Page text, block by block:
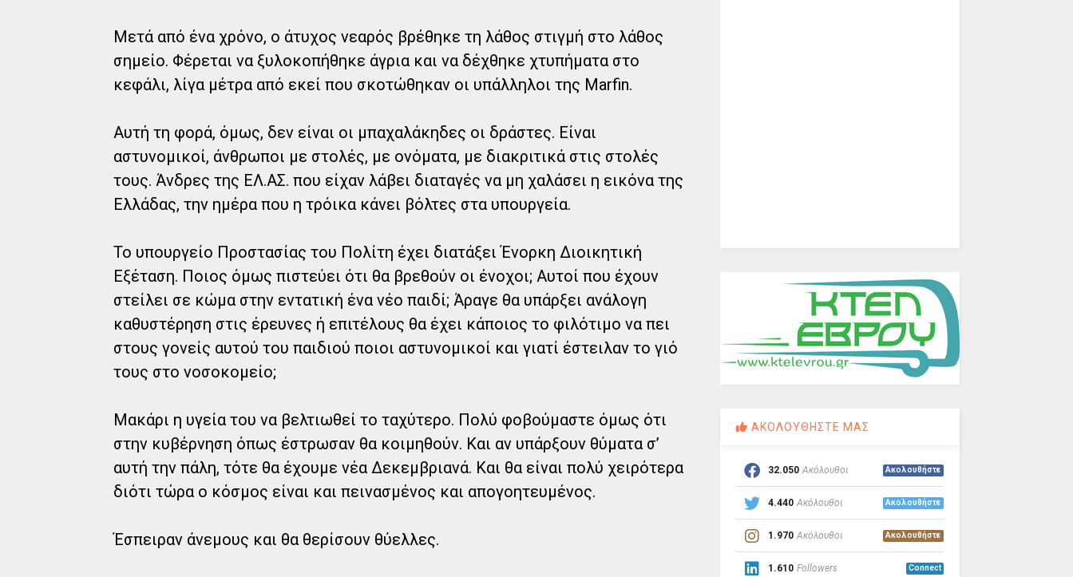
Μετά από ένα χρόνο, ο άτυχος νεαρός βρέθηκε τη λάθος στιγμή στο λάθος
σημείο. Φέρεται να ξυλοκοπήθηκε άγρια και να δέχθηκε χτυπήματα στο
κεφάλι, λίγα μέτρα από εκεί που σκοτώθηκαν οι υπάλληλοι της Marfin.
Αυτή τη φορά, όμως, δεν είναι οι μπαχαλάκηδες οι δράστες. Είναι
αστυνομικοί, άνθρωποι με στολές, με ονόματα, με διακριτικά στις στολές
τους. Άνδρες της ΕΛ.ΑΣ. που είχαν λάβει διαταγές να μη χαλάσει η εικόνα της
Ελλάδας, την ημέρα που η τρόικα κάνει βόλτες στα υπουργεία.
Το υπουργείο Προστασίας του Πολίτη έχει διατάξει Ένορκη Διοικητική
Εξέταση. Ποιος όμως πιστεύει ότι θα βρεθούν οι ένοχοι; Αυτοί που έχουν
στείλει σε κώμα στην εντατική ένα νέο παιδί; Άραγε θα υπάρξει ανάλογη
καθυστέρηση στις έρευνες ή επιτέλους θα έχει κάποιος το φιλότιμο να πει
στους γονείς αυτού του παιδιού ποιοι αστυνομικοί και γιατί έστειλαν το γιό
τους στο νοσοκομείο;
Μακάρι η υγεία του να βελτιωθεί το ταχύτερο. Πολύ φοβούμαστε όμως ότι
στην κυβέρνηση όπως έστρωσαν θα κοιμηθούν. Και αν υπάρξουν θύματα σ’
αυτή την πάλη, τότε θα έχουμε νέα Δεκεμβριανά. Και θα είναι πολύ χειρότερα
διότι τώρα ο κόσμος είναι και πεινασμένος και απογοητευμένος.
Έσπειραν άνεμους και θα θερίσουν θύελλες.
ΑΚΟΛΟΥΘΗΣΤΕ ΜΑΣ
32.050 Ακόλουθοι Ακολουθήστε
4.440 Ακόλουθοι Ακολουθήστε
1.970 Ακόλουθοι Ακολουθήστε
1.610 Followers Connect